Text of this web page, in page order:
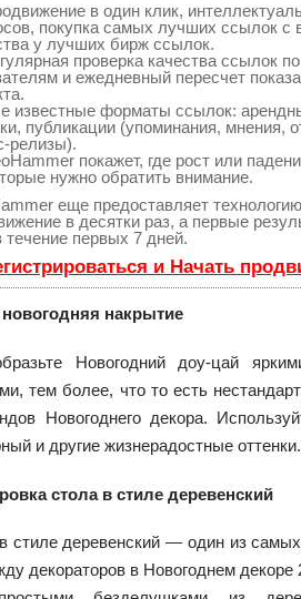
в один клик,
покупка самых лучших ссылок с
у лучших бирж ссылок.
проверка качества ссылок
и ежедневный пересчет
известные форматы ссылок:
публикации (упоминания, мнения,
релизы).
покажет, где рост или
нужно обратить внимание.
еще предоставляет
в десятки раз, а первые
течение первых 7 дней.
и Начать
накрытие
Новогодний доу-цай
тем более, что то есть
Новогоднего декора.
и другие жизнерадостные оттенки.
стола в стиле деревенский
стиле деревенский — один из
декораторов в Новогоднем декоре